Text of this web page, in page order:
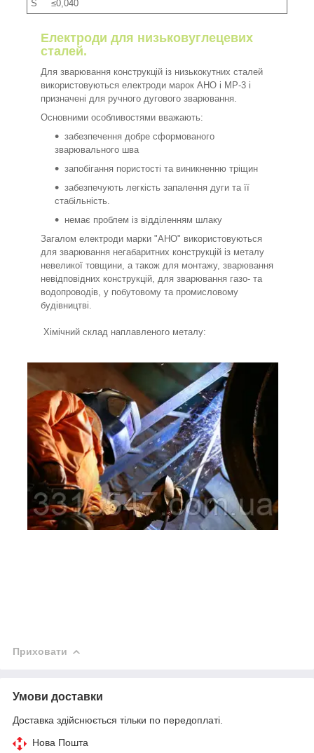
Електроди для низьковуглецевих
сталей.
Для зварювання конструкцій із низькокутних сталей
використовуються електроди марок АНО і МР-3 і
призначені для ручного дугового зварювання.
Основними особливостями вважають:
забезпечення добре сформованого
зварювального шва
запобігання пористості та виникненню тріщин
забезпечують легкість запалення дуги та її
стабільність.
немає проблем із відділенням шлаку
Загалом електроди марки "АНО" використовуються
для зварювання негабаритних конструкцій із металу
невеликої товщини, а також для монтажу, зварювання
невідповідних конструкцій, для зварювання газо- та
водопроводів, у побутовому та промисловому
будівництві.
Хімічний склад наплавленого металу:
S ≤0,040
Приховати
Умови доставки
Доставка здійснюється тільки по передоплаті.
Нова Пошта